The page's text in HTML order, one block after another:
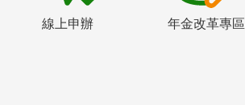
線上申辦 年金改革專區